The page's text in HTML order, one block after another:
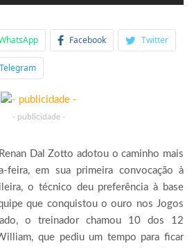
Facebook Twitter
Telegram
- publicidade -
Dal Zotto adotou o caminho mais
feira, em sua primeira convocação à
o técnico deu preferência à base
que conquistou o ouro nos Jogos
o treinador chamou 10 dos 12
que pediu um tempo para ficar